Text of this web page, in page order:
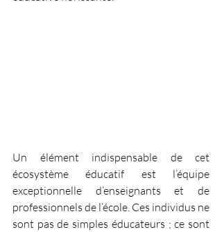
Un élément indispensable de cet
écosystème éducatif est l’équipe
exceptionnelle d’enseignants et de
professionnels de l’école. Ces individus ne
sont pas de simples éducateurs ; ce sont